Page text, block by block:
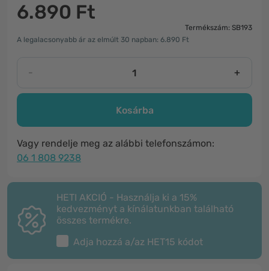
6.890 Ft
Termékszám: SB193
A legalacsonyabb ár az elmúlt 30 napban: 6.890 Ft
- +
Kosárba
Vagy rendelje meg az alábbi telefonszámon:
06 1 808 9238
HETI AKCIÓ - Használja ki a 15%
kedvezményt a kínálatunkban található
összes termékre.
Adja hozzá a/az HET15 kódot